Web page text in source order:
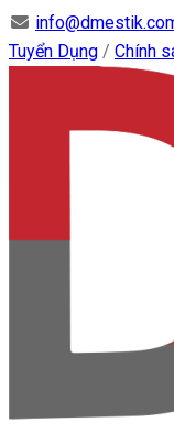
Tuyển Dụng / Chính